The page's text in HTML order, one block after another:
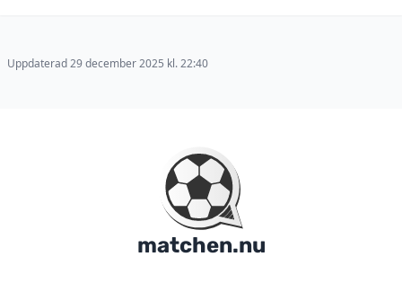
Uppdaterad 29 december 2025 kl. 22:40
matchen.nu